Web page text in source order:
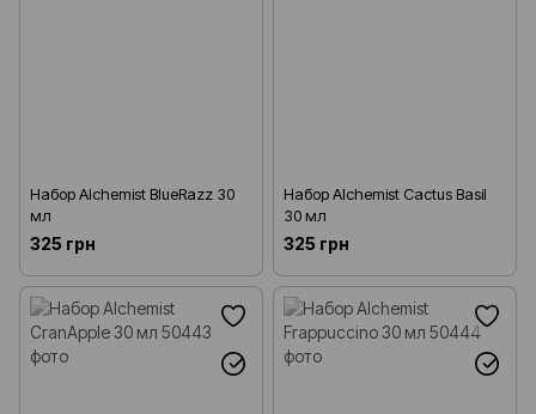
Набор Alchemist BlueRazz 30
мл
325 грн
Набор Alchemist Cactus Basil
30 мл
325 грн